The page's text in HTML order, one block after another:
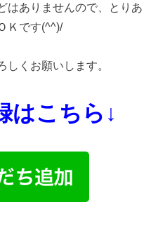
はありませんので、とりあ
Ｋです(^^)/
しくお願いします。
はこちら↓